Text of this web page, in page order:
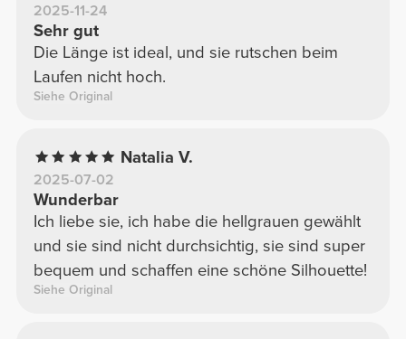
2025-11-24
Sehr gut
Die Länge ist ideal, und sie rutschen beim
Laufen nicht hoch.
Siehe Original
Natalia V.
2025-07-02
Wunderbar
Ich liebe sie, ich habe die hellgrauen gewählt
und sie sind nicht durchsichtig, sie sind super
bequem und schaffen eine schöne Silhouette!
Siehe Original